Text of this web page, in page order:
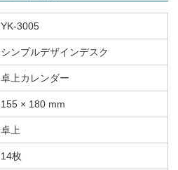
YK-3005
シンプルデザインデスク
卓上カレンダー
155 × 180 mm
卓上
14枚